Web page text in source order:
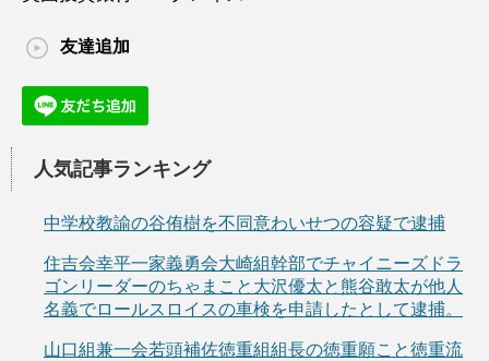
友達追加
人気記事ランキング
中学校教諭の谷侑樹を不同意わいせつの容疑で逮捕
住吉会幸平一家義勇会大崎組幹部でチャイニーズドラ
ゴンリーダーのちゃまこと大沢優太と熊谷敢太が他人
名義でロールスロイスの車検を申請したとして逮捕。
山口組兼一会若頭補佐徳重組組長の徳重願こと徳重流